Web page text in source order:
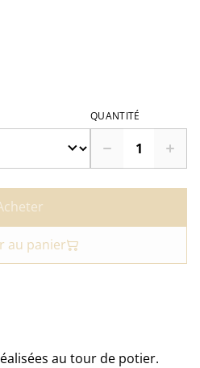
QUANTITÉ
au panier
au tour de potier.